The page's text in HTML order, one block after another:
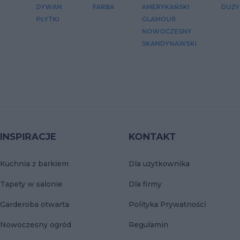
DYWAN
PŁYTKI
FARBA
AMERYKAŃSKI
GLAMOUR
NOWOCZESNY
SKANDYNAWSKI
DUŻY
INSPIRACJE
Kuchnia z barkiem
Tapety w salonie
Garderoba otwarta
Nowoczesny ogród
KONTAKT
Dla użytkownika
Dla firmy
Polityka Prywatności
Regulamin